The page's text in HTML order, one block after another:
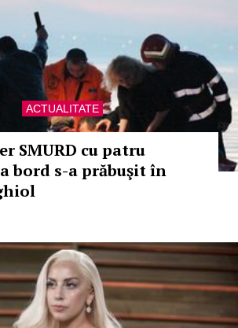
ACTUALITATE
SMURD cu patru
bord s-a prăbuşit în